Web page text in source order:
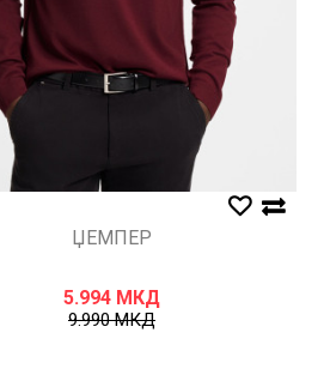
ЏЕМПЕР
5.994 МКД
9.990МКД